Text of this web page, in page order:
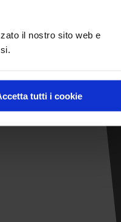
il nostro sito web e
tutti i cookie